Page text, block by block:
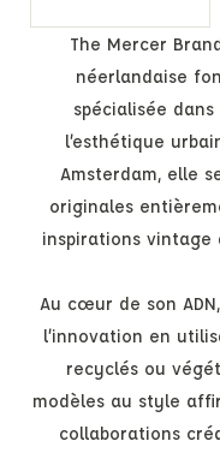
The Mercer
néerlandaise
spécialisée
l’esthétique
Amsterdam, elle
originales
inspirations vintage
Au cœur de son
l’innovation en
recyclés ou
modèles au style
collaborations